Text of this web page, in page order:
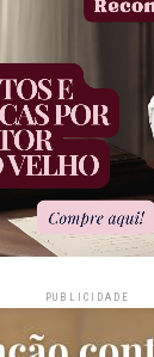
PUBLICIDADE